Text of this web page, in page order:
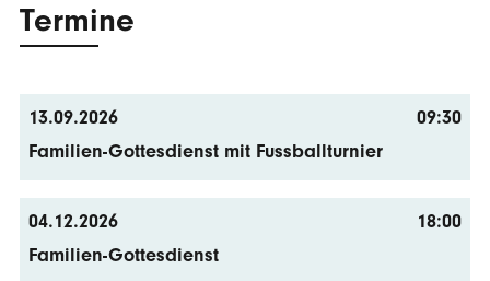
Termine
13.09.2026
09:30
Familien-Gottesdienst mit Fussballturnier
04.12.2026
18:00
Familien-Gottesdienst